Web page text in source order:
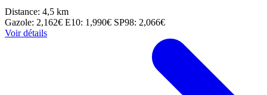
Distance: 4,5 km
Gazole: 2,162€ E10: 1,990€ SP98: 2,066€
Voir détails